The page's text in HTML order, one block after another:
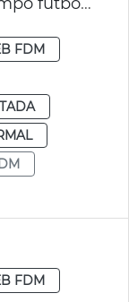
FDM
FDM